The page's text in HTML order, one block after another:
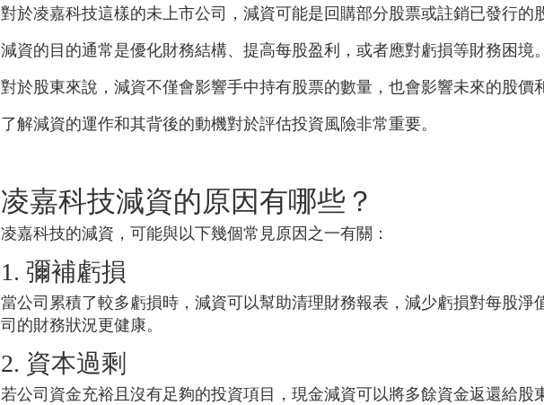
對於凌嘉科技這樣的未上市公司，減資可能是回購部分股票或註銷已發行的
減資的目的通常是優化財務結構、提高每股盈利，或者應對虧損等財務困境。
對於股東來說，減資不僅會影響手中持有股票的數量，也會影響未來的股價
了解減資的運作和其背後的動機對於評估投資風險非常重要。
凌嘉科技減資的原因有哪些？
凌嘉科技的減資，可能與以下幾個常見原因之一有關：
1. 彌補虧損
當公司累積了較多虧損時，減資可以幫助清理財務報表，減少虧損對每股淨
司的財務狀況更健康。
2. 資本過剩
若公司資金充裕且沒有足夠的投資項目，現金減資可以將多餘資金返還給股